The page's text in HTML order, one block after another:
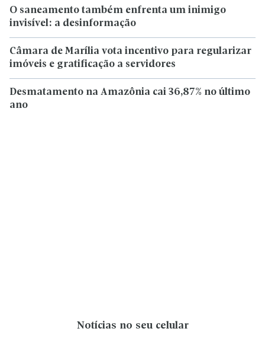
O saneamento também enfrenta um inimigo
invisível: a desinformação
Câmara de Marília vota incentivo para regularizar
imóveis e gratificação a servidores
Desmatamento na Amazônia cai 36,87% no último
ano
Notícias no seu celular